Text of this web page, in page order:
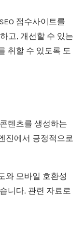
점수사이트를
고, 개선할 수 있는
취할 수 있도록 도
텐츠를 생성하는
진에서 긍정적으로
와 모바일 호환성
니다. 관련 자료로